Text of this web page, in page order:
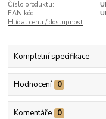
Číslo produktu:
EAN kód:
Hlídat cenu / dostupnost
Kompletní specifikace
Hodnocení 0
Komentáře 0